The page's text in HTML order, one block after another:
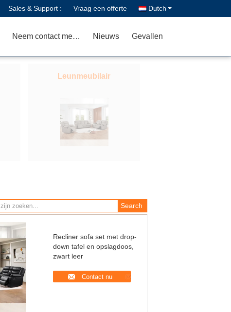
Sales & Support : Vraag een offerte Dutch
Neem contact met ons op Nieuws Gevallen
Leunmeubilair
Recliner sofa set met drop-
down tafel en opslagdoos,
zwart leer
Contact nu